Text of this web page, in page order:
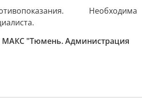
Необходима
МАКС "Тюмень. Администрация